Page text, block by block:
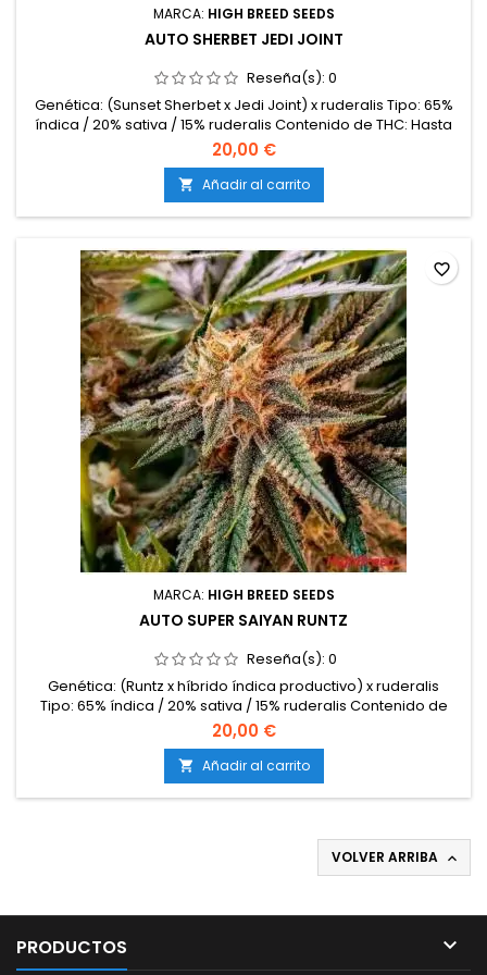
MARCA: HIGH BREED SEEDS
AUTO SHERBET JEDI JOINT
Reseña(s): 0
Genética: (Sunset Sherbet x Jedi Joint) x ruderalis Tipo: 65%
índica / 20% sativa / 15% ruderalis Contenido de THC: Hasta
22% Ciclo completo: 9 – 10 semanas desde la germinación
Producción en interior: 450 – 550 g/m² Producción en
exterior: 80 – 150 g/planta Altura: 70 – 120 cm en interior; hasta
140 cm en exterior Aromas y sabores: Dulce y cremoso, con...
20,00 €
 Añadir al carrito
MARCA: HIGH BREED SEEDS
AUTO SUPER SAIYAN RUNTZ
Reseña(s): 0
Genética: (Runtz x híbrido índica productivo) x ruderalis
Tipo: 65% índica / 20% sativa / 15% ruderalis Contenido de
THC: Hasta 22% Ciclo completo: 9 – 10 semanas desde la
germinación Producción en interior: 450 – 550 g/m²
Producción en exterior: 80 – 150 g/planta Altura: 70 – 120 cm
en interior; hasta 140 cm en exterior Aromas y
sabores: Dulce,...
20,00 €
 Añadir al carrito
favorite_border
VOLVER ARRIBA 
PRODUCTOS 